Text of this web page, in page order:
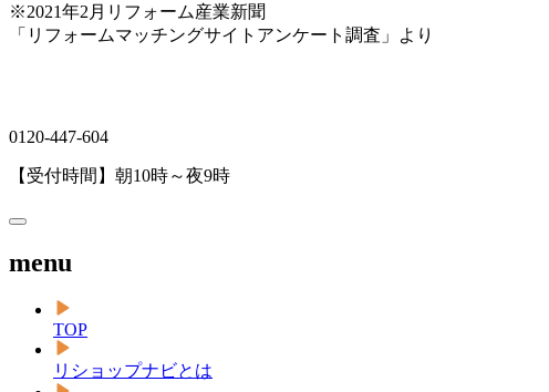
※2021年2月リフォーム産業新聞
「リフォームマッチングサイトアンケート調査」より
0120-447-604
【受付時間】朝10時～夜9時
menu
TOP
リショップナビとは